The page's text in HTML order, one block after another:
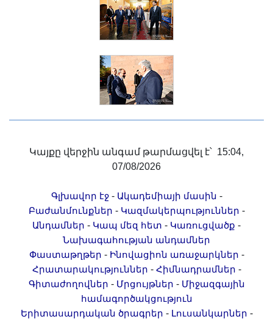
Կայքը վերջին անգամ թարմացվել է՝ 15:04,
07/08/2026
Գլխավոր էջ- Ակադեմիայի մասին -
Բաժանմունքներ - Կազմակերպություններ -
Անդամներ - Կապ մեզ հետ - Կառուցվածք -
Նախագահության անդամներ
Փաստաթղթեր - Ինովացիոն առաջարկներ -
Հրատարակություններ - Հիմնադրամներ -
Գիտաժողովներ - Մրցույթներ - Միջազգային
համագործակցություն
Երիտասարդական ծրագրեր - Լուսանկարներ -